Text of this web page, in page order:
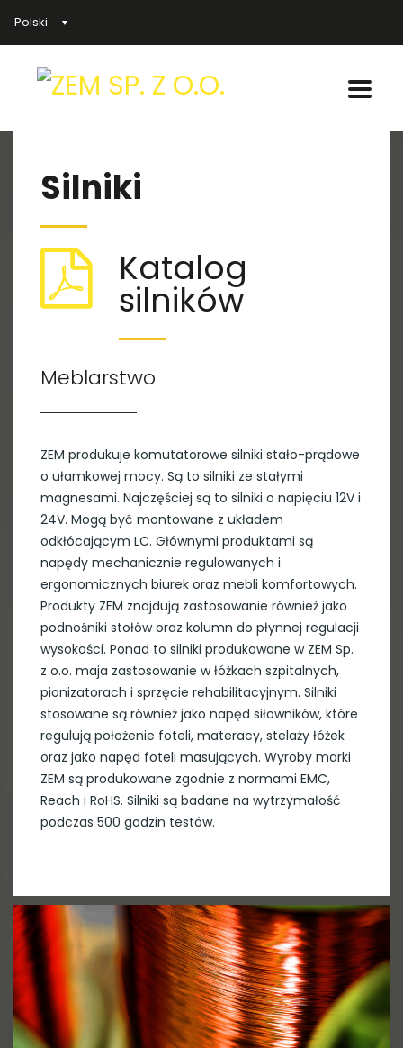
Polski
Silniki
Katalog
silników
Meblarstwo
ZEM produkuje komutatorowe silniki stało-prądowe
o ułamkowej mocy. Są to silniki ze stałymi
magnesami. Najczęściej są to silniki o napięciu 12V i
24V. Mogą być montowane z układem
odkłócającym LC. Głównymi produktami są
napędy mechanicznie regulowanych i
ergonomicznych biurek oraz mebli komfortowych.
Produkty ZEM znajdują zastosowanie również jako
podnośniki stołów oraz kolumn do płynnej regulacji
wysokości. Ponad to silniki produkowane w ZEM Sp.
z o.o. maja zastosowanie w łóżkach szpitalnych,
pionizatorach i sprzęcie rehabilitacyjnym. Silniki
stosowane są również jako napęd siłowników, które
regulują położenie foteli, materacy, stelaży łóżek
oraz jako napęd foteli masujących. Wyroby marki
ZEM są produkowane zgodnie z normami EMC,
Reach i RoHS. Silniki są badane na wytrzymałość
podczas 500 godzin testów.